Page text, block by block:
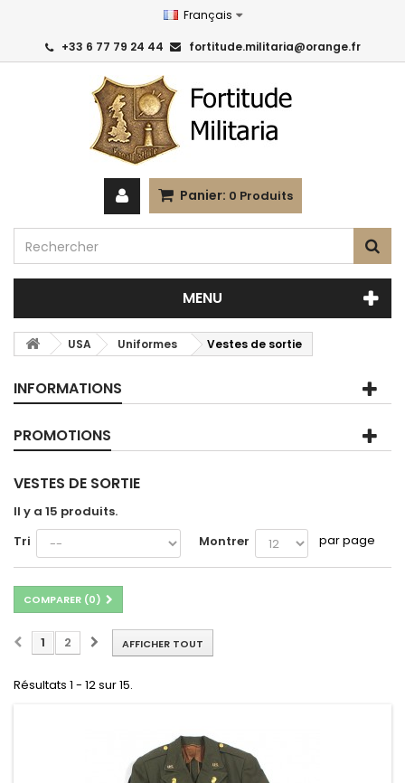
Français
+33 6 77 79 24 44 fortitude.militaria@orange.fr
Panier: 0 Produits
MENU
USA Uniformes Vestes de sortie
INFORMATIONS
PROMOTIONS
VESTES DE SORTIE
Il y a 15 produits.
Tri
Montrer par page
COMPARER (0)
AFFICHER TOUT
1 2
Résultats 1 - 12 sur 15.